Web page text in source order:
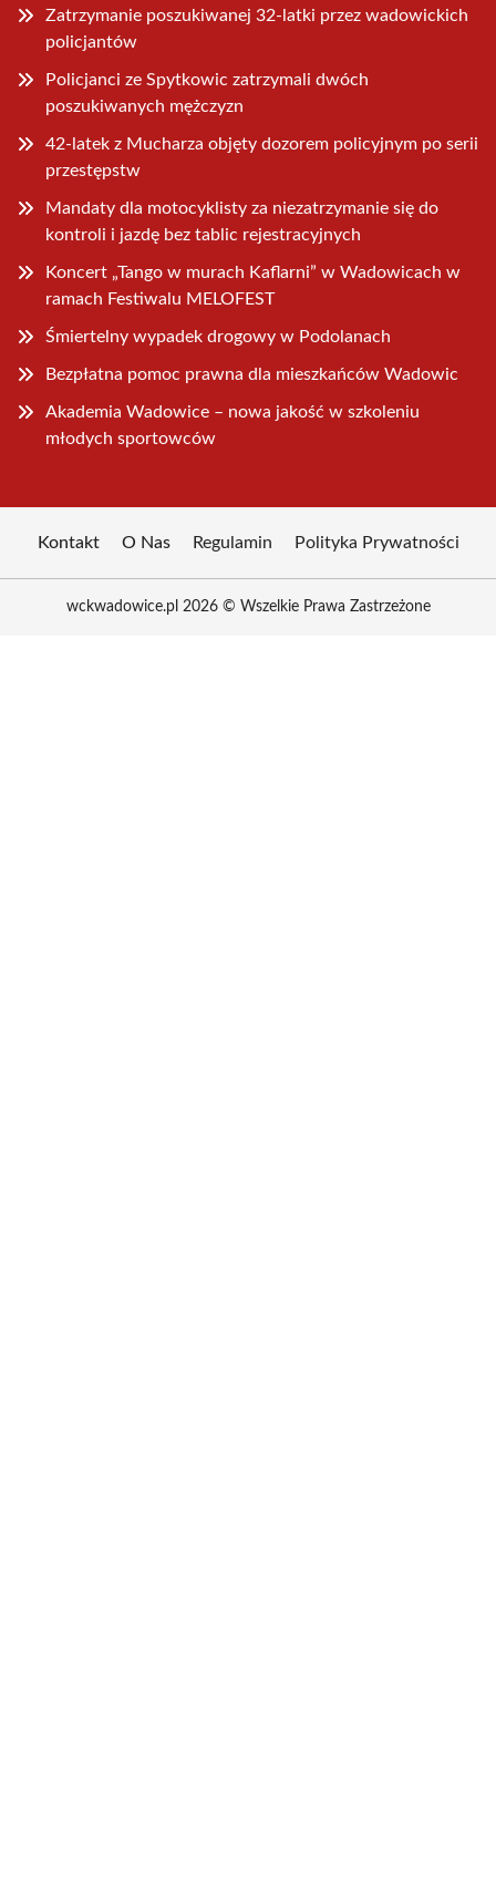
Zatrzymanie poszukiwanej 32-latki przez wadowickich
policjantów
Policjanci ze Spytkowic zatrzymali dwóch
poszukiwanych mężczyzn
42-latek z Mucharza objęty dozorem policyjnym po serii
przestępstw
Mandaty dla motocyklisty za niezatrzymanie się do
kontroli i jazdę bez tablic rejestracyjnych
Koncert „Tango w murach Kaflarni” w Wadowicach w
ramach Festiwalu MELOFEST
Śmiertelny wypadek drogowy w Podolanach
Bezpłatna pomoc prawna dla mieszkańców Wadowic
Akademia Wadowice – nowa jakość w szkoleniu
młodych sportowców
Kontakt O Nas Regulamin Polityka Prywatności
wckwadowice.pl 2026 © Wszelkie Prawa Zastrzeżone